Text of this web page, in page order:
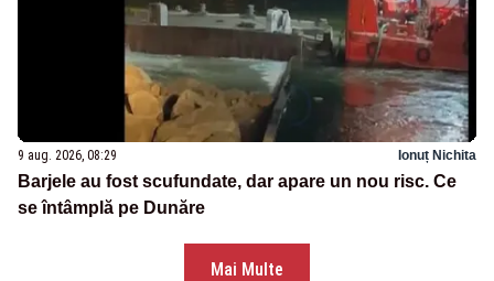
9 aug. 2026, 08:29 Ionuț Nichita
Barjele au fost scufundate, dar apare un nou risc. Ce
se întâmplă pe Dunăre
Mai Multe